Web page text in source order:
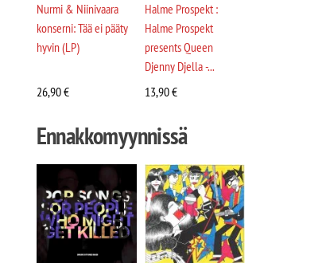
Nurmi & Niinivaara
konserni: Tää ei pääty
hyvin (LP)
26,90€
Halme Prospekt :
Halme Prospekt
presents Queen
Djenny Djella -...
13,90€
Ennakkomyynnissä